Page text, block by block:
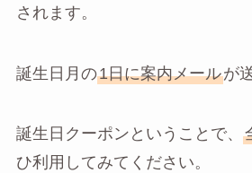
されます。
誕生日月の1日に案内メールが
誕生日クーポンということで、
ひ利用してみてください。